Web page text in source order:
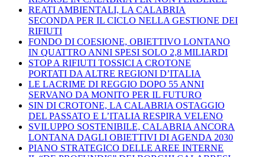
REATI AMBIENTALI, LA CALABRIA
SECONDA PER IL CICLO NELLA GESTIONE DEI
RIFIUTI
FONDO DI COESIONE, OBIETTIVO LONTANO
IN QUATTRO ANNI SPESI SOLO 2,8 MILIARDI
STOP A RIFIUTI TOSSICI A CROTONE
PORTATI DA ALTRE REGIONI D’ITALIA
LE LACRIME DI REGGIO DOPO 55 ANNI
SERVANO DA MONITO PER IL FUTURO
SIN DI CROTONE, LA CALABRIA OSTAGGIO
DEL PASSATO E L’ITALIA RESPIRA VELENO
SVILUPPO SOSTENIBILE, CALABRIA ANCORA
LONTANA DAGLI OBIETTIVI DI AGENDA 2030
PIANO STRATEGICO DELLE AREE INTERNE